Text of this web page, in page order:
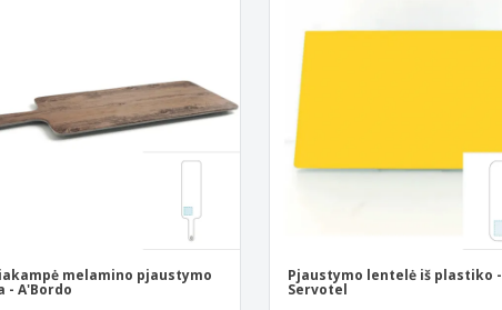
melamino pjaustymo
- A'Bordo
Pjaustymo lentelė iš plastiko -
Servotel